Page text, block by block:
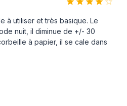
à utiliser et très basique. Le
nuit, il diminue de +/- 30
à papier, il se cale dans